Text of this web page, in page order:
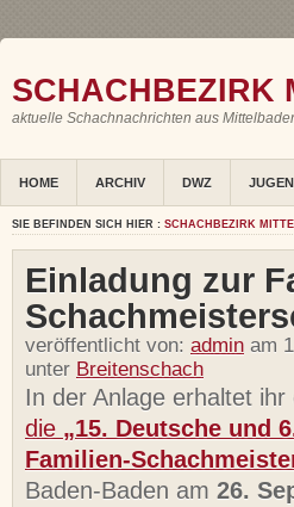
SCHACHBEZIRK
aktuelle Schachnachrichten aus
HOME ARCHIV DWZ
SIE BEFINDEN SICH HIER : SCHACHBEZIRK
Einladung zur
veröffentlicht von: admin am
unter Breitenschach
In der Anlage erhaltet ihr
die „15. Deutsche und
Familien-
Baden-Baden am 26.